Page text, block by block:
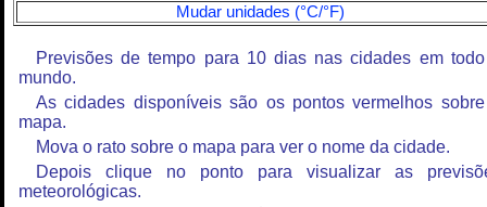
Mudar unidades (°C/°F)
Previsões de tempo para 10 dias nas cidades em
mundo.
As cidades disponíveis são os pontos vermelhos
mapa.
Mova o rato sobre o mapa para ver o nome da cidade.
Depois clique no ponto para visualizar as
meteorológicas.